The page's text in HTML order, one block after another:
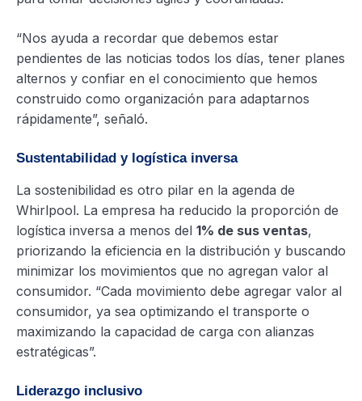
“Nos ayuda a recordar que debemos estar
pendientes de las noticias todos los días, tener planes
alternos y confiar en el conocimiento que hemos
construido como organización para adaptarnos
rápidamente”, señaló.
Sustentabilidad y logística inversa
La sostenibilidad es otro pilar en la agenda de
Whirlpool. La empresa ha reducido la proporción de
logística inversa a menos del 1% de sus ventas,
priorizando la eficiencia en la distribución y buscando
minimizar los movimientos que no agregan valor al
consumidor. “Cada movimiento debe agregar valor al
consumidor, ya sea optimizando el transporte o
maximizando la capacidad de carga con alianzas
estratégicas”.
Liderazgo inclusivo